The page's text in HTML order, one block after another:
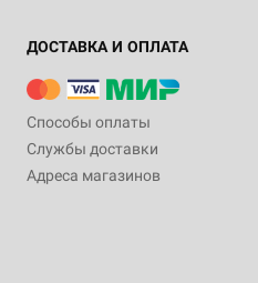
ДОСТАВКА И ОПЛАТА
Способы оплаты
Службы доставки
Адреса магазинов